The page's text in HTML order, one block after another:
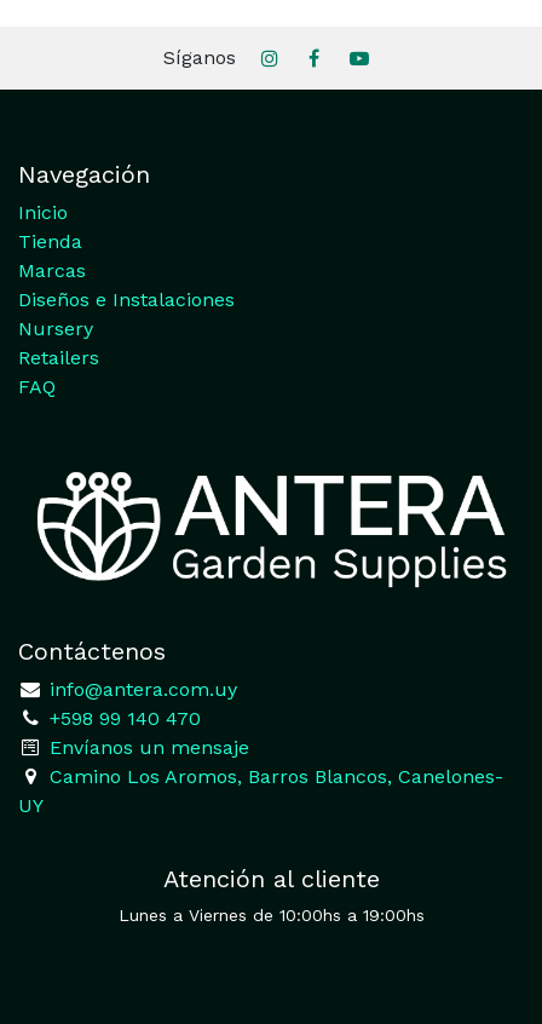
Síganos
Navegación
Inicio
Tienda
Marcas
Diseños e Instalaciones
Nursery
Retailers
FAQ
Contáctenos
info@antera.com.uy
+598 99 140 470
​Envíanos un mensaje
​Camino Los Aromos, Barros Blancos, Canelones-
UY
Atención al cliente
Lunes a Viernes de 10:00hs a 19:00hs